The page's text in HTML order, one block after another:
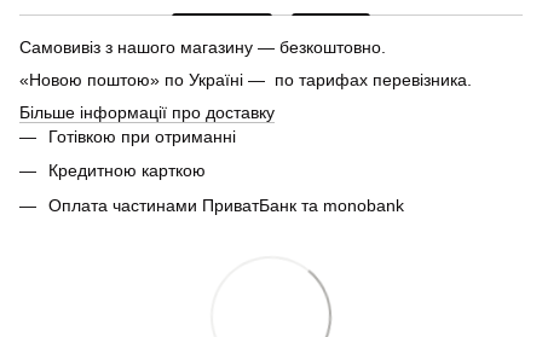
Самовивіз з нашого магазину — безкоштовно.
«Новою поштою» по Україні — по тарифах перевізника.
Більше інформації про доставку
Готівкою при отриманні
Кредитною карткою
Оплата частинами ПриватБанк та monobank